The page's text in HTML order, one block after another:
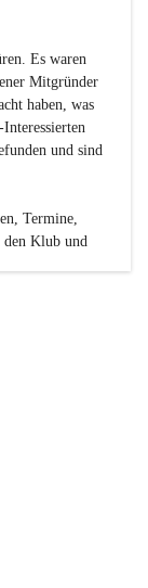
Es waren
Mitgründer
haben, was
und sind
Termine,
den Klub und